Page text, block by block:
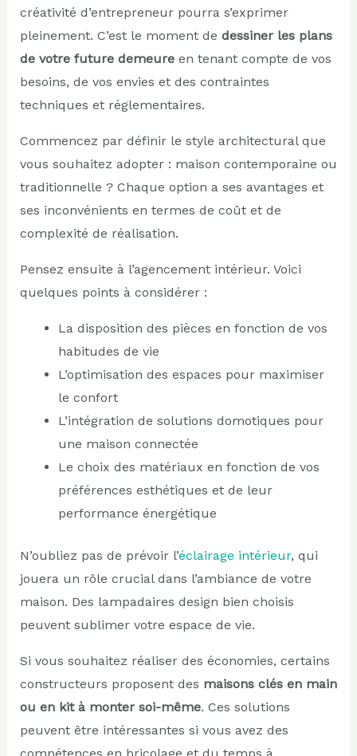
créativité d’entrepreneur pourra s’exprimer
pleinement. C’est le moment de dessiner les plans
de votre future demeureen tenant compte de vos
besoins, de vos envies et des contraintes
techniques et réglementaires.
Commencez par définir le style architectural que
vous souhaitez adopter : maison contemporaine ou
traditionnelle ? Chaque option a ses avantages et
ses inconvénients en termes de coût et de
complexité de réalisation.
Pensez ensuite à l’agencement intérieur. Voici
quelques points à considérer :
La disposition des pièces en fonction de vos
habitudes de vie
L’optimisation des espaces pour maximiser
le confort
L’intégration de solutions domotiques pour
une maison connectée
Le choix des matériaux en fonction de vos
préférences esthétiques et de leur
performance énergétique
N’oubliez pas de prévoir l’éclairage intérieur, qui
jouera un rôle crucial dans l’ambiance de votre
maison. Des lampadaires design bien choisis
peuvent sublimer votre espace de vie.
Si vous souhaitez réaliser des économies, certains
constructeurs proposent des maisons clés en main
ou en kit à monter soi-même. Ces solutions
peuvent être intéressantes si vous avez des
compétences en bricolage et du temps à